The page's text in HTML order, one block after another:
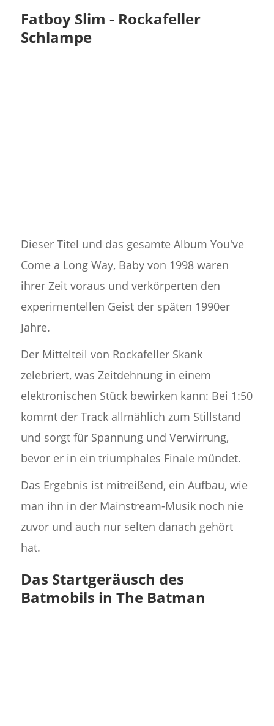
Fatboy Slim - Rockafeller
Schlampe
Dieser Titel und das gesamte Album You've
Come a Long Way, Baby von 1998 waren
ihrer Zeit voraus und verkörperten den
experimentellen Geist der späten 1990er
Jahre.
Der Mittelteil von Rockafeller Skank
zelebriert, was Zeitdehnung in einem
elektronischen Stück bewirken kann: Bei 1:50
kommt der Track allmählich zum Stillstand
und sorgt für Spannung und Verwirrung,
bevor er in ein triumphales Finale mündet.
Das Ergebnis ist mitreißend, ein Aufbau, wie
man ihn in der Mainstream-Musik noch nie
zuvor und auch nur selten danach gehört
hat.
Das Startgeräusch des
Batmobils in The Batman